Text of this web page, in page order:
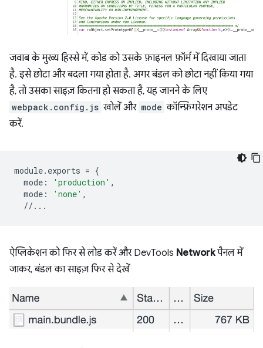
जवाब के मुख्य हिस्से में, कोड को उसके फ़ाइनल फ़ॉर्म में दिखाया जाता
है. इसे छोटा और बदला गया होता है. अगर बंडल को छोटा नहीं किया गया
है, तो उसका साइज़ कितना हो सकता है, यह जानने के लिए
webpack.config.js खोलें और mode कॉन्फ़िगरेशन अपडेट
करें.
module. exports = {
mode : 'production' ,
mode : 'none' ,
//...
ऐप्लिकेशन को फिर से लोड करें और DevTools Networkपैनल में
जाकर, बंडल का साइज़ फिर से देखें